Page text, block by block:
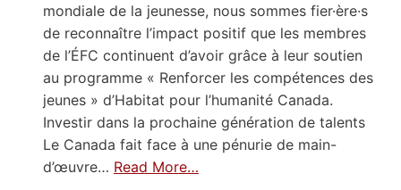
mondiale de la jeunesse, nous sommes fier·ère·s
de reconnaître l’impact positif que les membres
de l’ÉFC continuent d’avoir grâce à leur soutien
au programme « Renforcer les compétences des
jeunes » d’Habitat pour l’humanité Canada.
Investir dans la prochaine génération de talents
Le Canada fait face à une pénurie de main-
d’œuvre… Read More…